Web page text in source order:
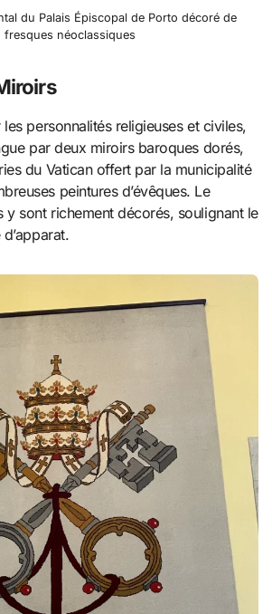
du Palais Épiscopal de Porto décoré de
fresques néoclassiques
les personnalités religieuses et civiles,
par deux miroirs baroques dorés,
du Vatican offert par la municipalité
peintures d’évêques. Le
y sont richement décorés, soulignant le